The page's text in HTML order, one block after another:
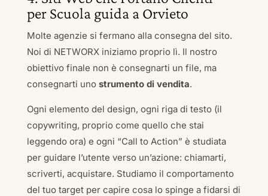
per Scuola guida a Orvieto
Molte agenzie si fermano alla consegna del sito.
Noi di NETWORX iniziamo proprio lì. Il nostro
obiettivo finale non è consegnarti un file, ma
consegnarti uno strumento di vendita.
Ogni elemento del design, ogni riga di testo (il
copywriting, proprio come quello che stai
leggendo ora) e ogni “Call to Action” è studiata
per guidare l’utente verso un’azione: chiamarti,
scriverti, acquistare. Studiamo il comportamento
del tuo target per capire cosa lo spinge a fidarsi di